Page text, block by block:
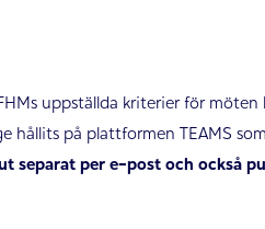
uppställda kriterier för
hållits på plattformen TEAMS
separat per e-post och också